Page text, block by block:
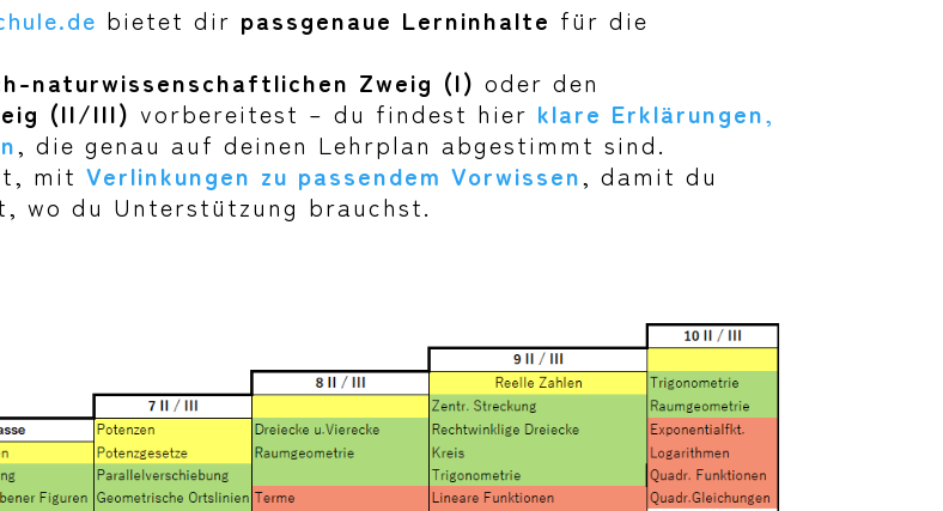
bietet dir passgenaue Lerninhalte für die
naturwissenschaftlichen Zweig (I) oder den
(II/III) vorbereitest – du findest hier klare Erklärungen,
, die genau auf deinen Lehrplan abgestimmt sind.
mit Verlinkungen zu passendem Vorwissen, damit du
wo du Unterstützung brauchst.